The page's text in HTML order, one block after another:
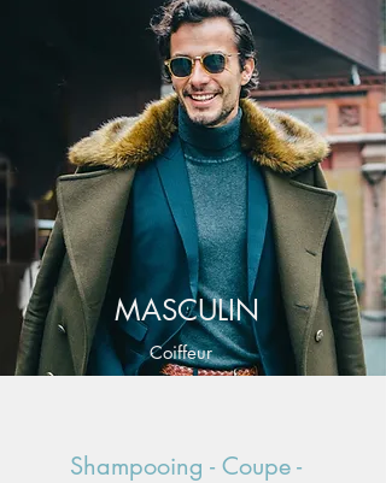
MASCULIN
Coiffeur
Shampooing - Coupe -